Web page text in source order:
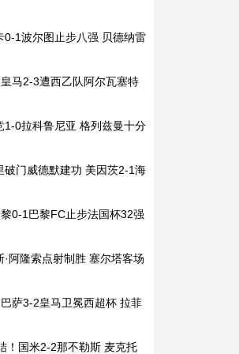
1波尔图止步八强 贝德纳雷
马2-3遭西乙队阿尔瓦塞特
0拉科鲁尼亚 格列兹曼十分
门威德默建功 美因茨2-1海
0-1巴黎FC止步法国杯32强
阿隆索点射制胜 塞尔塔客场
萨3-2皇马卫冕西超杯 拉菲
！国米2-2那不勒斯 麦克托